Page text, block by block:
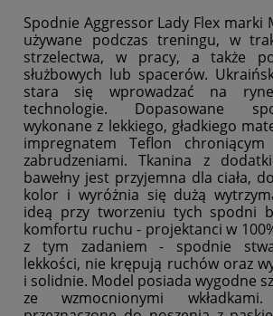
Spodnie Aggressor Lady Flex marki
używane podczas treningu, w
strzelectwa, w pracy, a także
służbowych lub spacerów.
stara się wprowadzać na
technologie. Dopasowane
wykonane z lekkiego, gładkiego
impregnatem Teflon
zabrudzeniami. Tkanina z
bawełny jest przyjemna dla ciała,
kolor i wyróżnia się dużą
ideą przy tworzeniu tych spodni
komfortu ruchu - projektanci w
z tym zadaniem - spodnie
lekkości, nie krępują ruchów oraz
i solidnie. Model posiada wygodne
ze wzmocnionymi